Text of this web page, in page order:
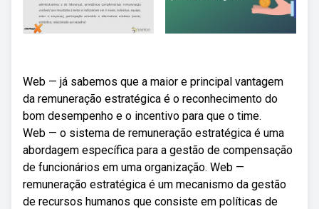
Web — já sabemos que a maior e principal vantagem
da remuneração estratégica é o reconhecimento do
bom desempenho e o incentivo para que o time.
Web — o sistema de remuneração estratégica é uma
abordagem específica para a gestão de compensação
de funcionários em uma organização. Web —
remuneração estratégica é um mecanismo da gestão
de recursos humanos que consiste em políticas de